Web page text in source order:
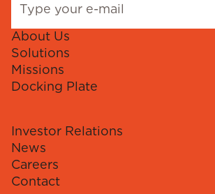
About Us
Solutions
Missions
Docking Plate
Investor Relations
News
Careers
Contact